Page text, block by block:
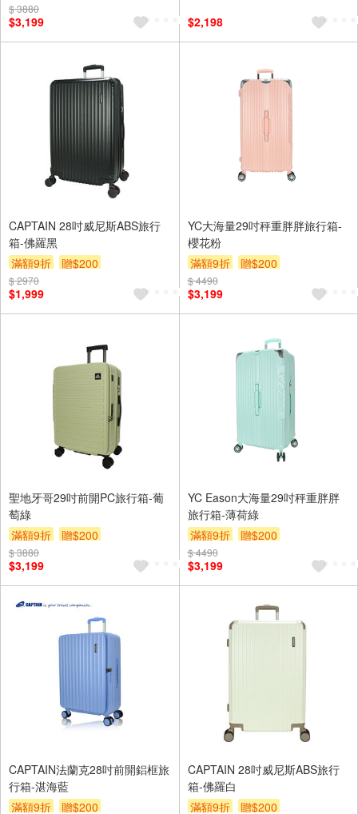
$ 3880
$3,199 $2,198
CAPTAIN 28吋威尼斯ABS旅行
箱-佛羅黑
滿額9折
贈$200
$ 2970
$1,999
YC大海量29吋秤重胖胖旅行箱-
櫻花粉
滿額9折
贈$200
$ 4490
$3,199
聖地牙哥29吋前開PC旅行箱-葡
萄綠
滿額9折
贈$200
$ 3880
$3,199
YC Eason大海量29吋秤重胖胖
旅行箱-薄荷綠
滿額9折
贈$200
$ 4490
$3,199
CAPTAIN法蘭克28吋前開鋁框旅
行箱-湛海藍
滿額9折
贈$200
CAPTAIN 28吋威尼斯ABS旅行
箱-佛羅白
滿額9折
贈$200